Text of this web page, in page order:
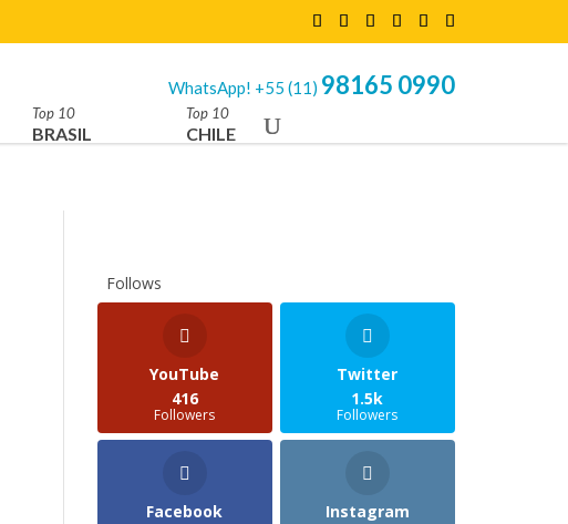
WhatsApp! +55 (11) 98165 0990
Top 10
BRASIL
Top 10
CHILE
Follows
YouTube
416
Followers
Twitter
1.5k
Followers
Facebook
Instagram